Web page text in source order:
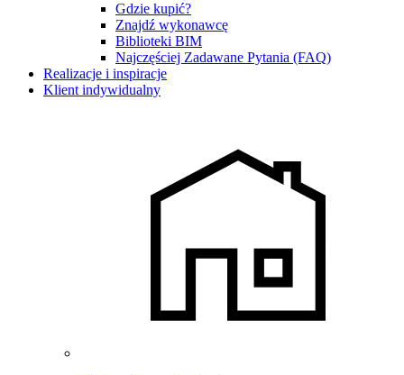
Gdzie kupić?
Znajdź wykonawcę
Biblioteki BIM
Najczęściej Zadawane Pytania (FAQ)
Realizacje i inspiracje
Klient indywidualny